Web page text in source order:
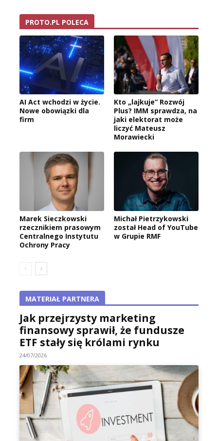
PROTO.PL POLECA
AI Act wchodzi w życie.
Nowe obowiązki dla
firm
Kto „lajkuje” Rozwój
Plus? IMM sprawdza, na
jaki elektorat może
liczyć Mateusz
Morawiecki
Marek Sieczkowski
rzecznikiem prasowym
Centralnego Instytutu
Ochrony Pracy
Michał Pietrzykowski
został Head of YouTube
w Grupie RMF
MATERIAŁ PARTNERA
Jak przejrzysty marketing
finansowy sprawił, że fundusze
ETF stały się królami rynku
24/07/2026